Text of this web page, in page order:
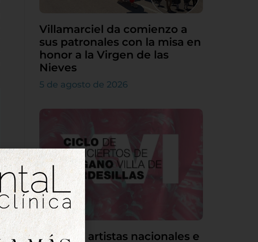
Villamarciel da comienzo a
sus patronales con la misa en
honor a la Virgen de las
Nieves
5 de agosto de 2026
Grandes artistas nacionales e